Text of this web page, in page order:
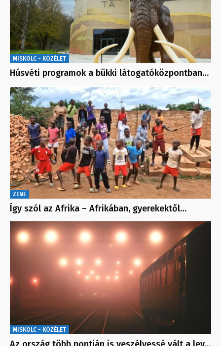
MISKOLC - KÖZÉLET
Húsvéti programok a bükki látogatóközpontban…
ZENE
Így szól az Afrika – Afrikában, gyerekektől…
MISKOLC - KÖZÉLET